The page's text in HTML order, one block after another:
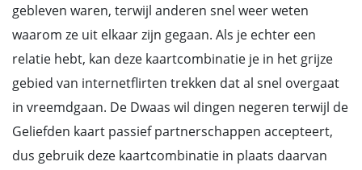
gebleven waren, terwijl anderen snel weer weten
waarom ze uit elkaar zijn gegaan. Als je echter een
relatie hebt, kan deze kaartcombinatie je in het grijze
gebied van internetflirten trekken dat al snel overgaat
in vreemdgaan. De Dwaas wil dingen negeren terwijl de
Geliefden kaart passief partnerschappen accepteert,
dus gebruik deze kaartcombinatie in plaats daarvan